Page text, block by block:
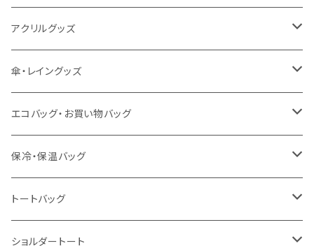
猛暑グッズ
冷感グッズ
イージーオーダーTシャツ（海外生産）
名入れタオル
今治タオル
泉州おくばりタオル
冷感タオル
ハンカチ
アクリルグッズ
キーホルダー
スタンド
バッジ
ライティングスタンド
アクリル雑貨
傘・レイングッズ
傘
ポンチョ
エコバッグ・お買い物バッグ
ポリエステル
フェアトレードコットン
ジュートコットン
保冷・保温バッグ
キャンパス
デニム
トートバッグ
オーガニックコットン
ショルダートート